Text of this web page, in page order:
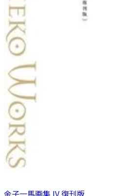
金子一馬画集 IV 復刊版